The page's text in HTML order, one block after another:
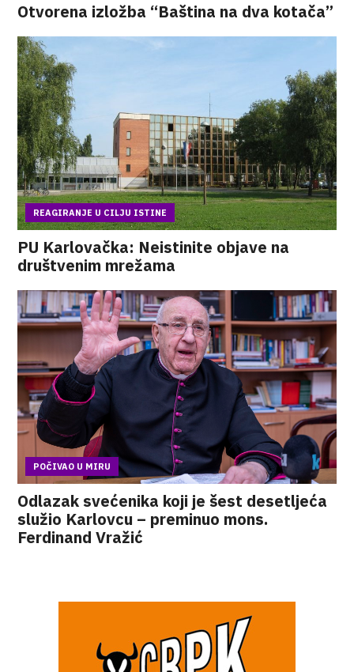
Otvorena izložba “Baština na dva kotača”
REAGIRANJE U CILJU ISTINE
PU Karlovačka: Neistinite objave na
društvenim mrežama
POČIVAO U MIRU
Odlazak svećenika koji je šest desetljeća
služio Karlovcu – preminuo mons.
Ferdinand Vražić